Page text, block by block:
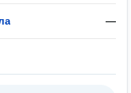
—